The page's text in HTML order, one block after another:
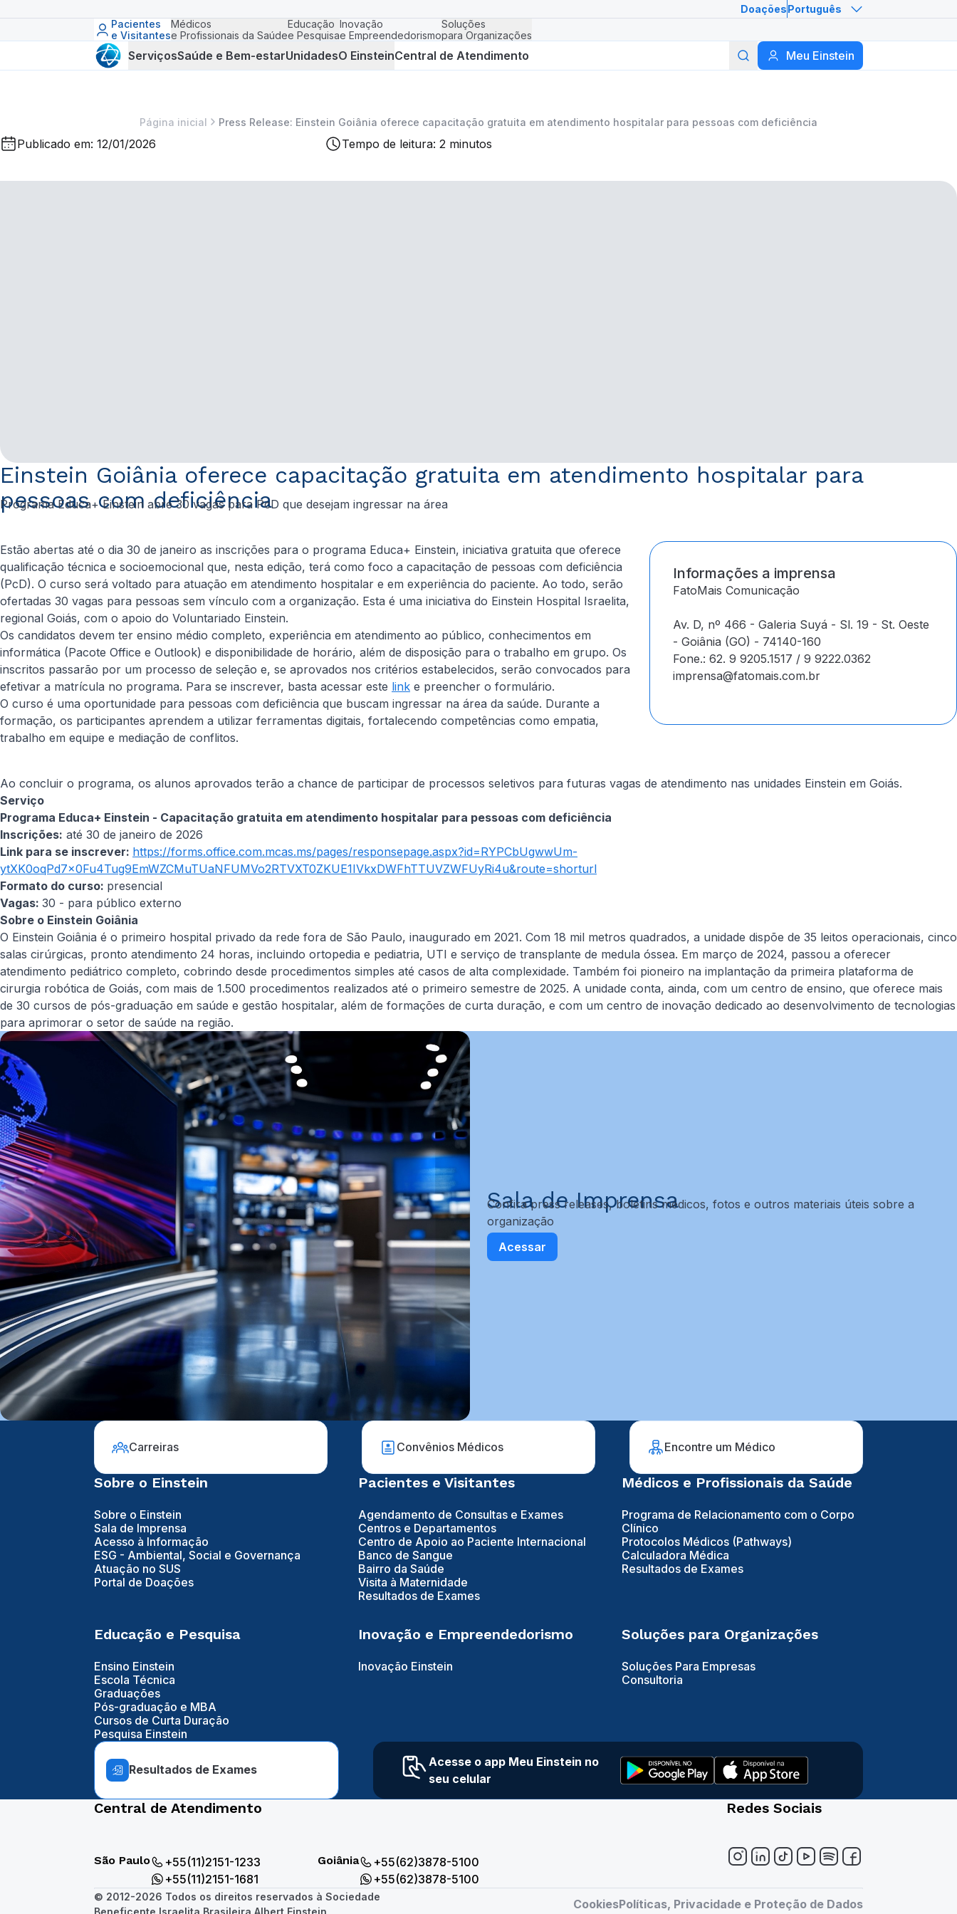
DoaçõesPortuguês
Pacientes
e Visitantes
Médicos
e Profissionais da Saúde
Educação
e Pesquisa
Inovação
e Empreendedorismo
Soluções
para Organizações
ServiçosSaúde e Bem-estarUnidadesO EinsteinCentral de Atendimento Meu Einstein
Buscar
Página inicial Press Release: Einstein Goiânia oferece capacitação gratuita em atendimento hospitalar para pessoas com deficiência
Publicado em: 12/01/2026 Tempo de leitura: 2 minutos
Einstein Goiânia oferece capacitação gratuita em atendimento hospitalar para
pessoas com deficiência
Programa Educa+ Einstein abre 30 vagas para PcD que desejam ingressar na área
Estão abertas até o dia 30 de janeiro as inscrições para o programa Educa+ Einstein, iniciativa gratuita que oferece
qualificação técnica e socioemocional que, nesta edição, terá como foco a capacitação de pessoas com deficiência
(PcD). O curso será voltado para atuação em atendimento hospitalar e em experiência do paciente. Ao todo, serão
ofertadas 30 vagas para pessoas sem vínculo com a organização. Esta é uma iniciativa do Einstein Hospital Israelita,
regional Goiás, com o apoio do Voluntariado Einstein.
Os candidatos devem ter ensino médio completo, experiência em atendimento ao público, conhecimentos em
informática (Pacote Office e Outlook) e disponibilidade de horário, além de disposição para o trabalho em grupo. Os
inscritos passarão por um processo de seleção e, se aprovados nos critérios estabelecidos, serão convocados para
efetivar a matrícula no programa. Para se inscrever, basta acessar este link e preencher o formulário.
O curso é uma oportunidade para pessoas com deficiência que buscam ingressar na área da saúde. Durante a
formação, os participantes aprendem a utilizar ferramentas digitais, fortalecendo competências como empatia,
trabalho em equipe e mediação de conflitos.
Informações a imprensa
FatoMais Comunicação
Av. D, nº 466 - Galeria Suyá - Sl. 19 - St. Oeste
- Goiânia (GO) - 74140-160
Fone.: 62. 9 9205.1517 / 9 9222.0362
imprensa@fatomais.com.br
Ao concluir o programa, os alunos aprovados terão a chance de participar de processos seletivos para futuras vagas de atendimento nas unidades Einstein em Goiás.
Serviço
Programa Educa+ Einstein - Capacitação gratuita em atendimento hospitalar para pessoas com deficiência
Inscrições: até 30 de janeiro de 2026
Link para se inscrever: https://forms.office.com.mcas.ms/pages/responsepage.aspx?id=RYPCbUgwwUm-
ytXK0oqPd7x0Fu4Tug9EmWZCMuTUaNFUMVo2RTVXT0ZKUE1IVkxDWFhTTUVZWFUyRi4u&route=shorturl
Formato do curso: presencial
Vagas: 30 - para público externo
Sobre o Einstein Goiânia
O Einstein Goiânia é o primeiro hospital privado da rede fora de São Paulo, inaugurado em 2021. Com 18 mil metros quadrados, a unidade dispõe de 35 leitos operacionais, cinco
salas cirúrgicas, pronto atendimento 24 horas, incluindo ortopedia e pediatria, UTI e serviço de transplante de medula óssea. Em março de 2024, passou a oferecer
atendimento pediátrico completo, cobrindo desde procedimentos simples até casos de alta complexidade. Também foi pioneiro na implantação da primeira plataforma de
cirurgia robótica de Goiás, com mais de 1.500 procedimentos realizados até o primeiro semestre de 2025. A unidade conta, ainda, com um centro de ensino, que oferece mais
de 30 cursos de pós-graduação em saúde e gestão hospitalar, além de formações de curta duração, e com um centro de inovação dedicado ao desenvolvimento de tecnologias
para aprimorar o setor de saúde na região.
Sala de Imprensa
Confira press releases, boletins médicos, fotos e outros materiais úteis sobre a
organização
Acessar
Carreiras Convênios Médicos Encontre um Médico
Sobre o Einstein
Sobre o Einstein
Sala de Imprensa
Acesso à Informação
ESG - Ambiental, Social e Governança
Atuação no SUS
Portal de Doações
Pacientes e Visitantes
Agendamento de Consultas e Exames
Centros e Departamentos
Centro de Apoio ao Paciente Internacional
Banco de Sangue
Bairro da Saúde
Visita à Maternidade
Resultados de Exames
Médicos e Profissionais da Saúde
Programa de Relacionamento com o Corpo
Clínico
Protocolos Médicos (Pathways)
Calculadora Médica
Resultados de Exames
Educação e Pesquisa
Ensino Einstein
Escola Técnica
Graduações
Pós-graduação e MBA
Cursos de Curta Duração
Pesquisa Einstein
Inovação e Empreendedorismo
Inovação Einstein
Soluções para Organizações
Soluções Para Empresas
Consultoria
Resultados de Exames
Acesse o app Meu Einstein no
seu celular
Central de Atendimento
São Paulo
+55(11)2151-1233
+55(11)2151-1681
Goiânia
+55(62)3878-5100
+55(62)3878-5100
Redes Sociais
© 2012-2026 Todos os direitos reservados à Sociedade
CookiesPolíticas, Privacidade e Proteção de Dados